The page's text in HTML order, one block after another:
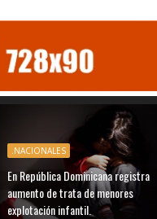
.NACIONALES
En República Dominicana registra
aumento de trata de menores
explotación infantil.